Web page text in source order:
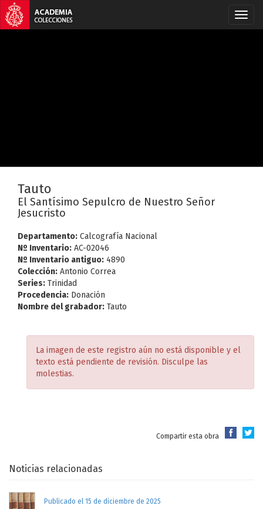
Tauto
El Santísimo Sepulcro de Nuestro Señor
Jesucristo
Departamento: Calcografía Nacional
Nº Inventario: AC-02046
Nº Inventario antiguo: 4890
Colección: Antonio Correa
Series: Trinidad
Procedencia: Donación
Nombre del grabador: Tauto
La imagen de este registro aún no está disponible y el
texto está pendiente de revisión. Disculpe las
molestias.
Compartir esta obra
Noticias relacionadas
Publicado el 15 de diciembre de 2025